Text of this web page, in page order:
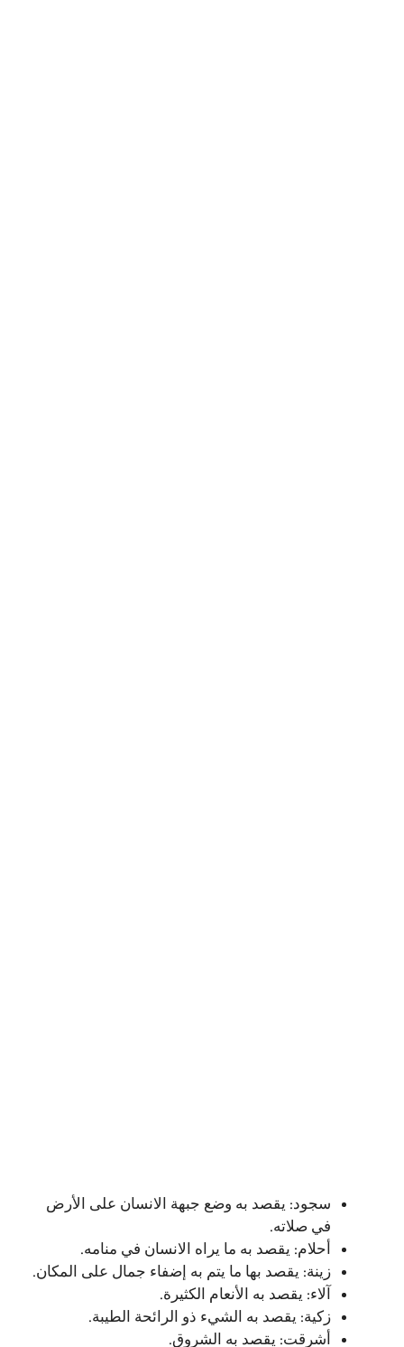
سجود: يقصد به وضع جبهة الانسان على الأرض
في صلاته.
أحلام: يقصد به ما يراه الانسان في منامه.
زينة: يقصد بها ما يتم به إضفاء جمال على المكان.
آلاء: يقصد به الأنعام الكثيرة.
زكية: يقصد به الشيء ذو الرائحة الطيبة.
أشرقت: يقصد به الشروق.